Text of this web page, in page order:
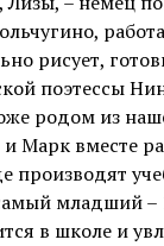
рисует,
поэтессы
родом из
Марк вместе
производят
младший –
в школе и